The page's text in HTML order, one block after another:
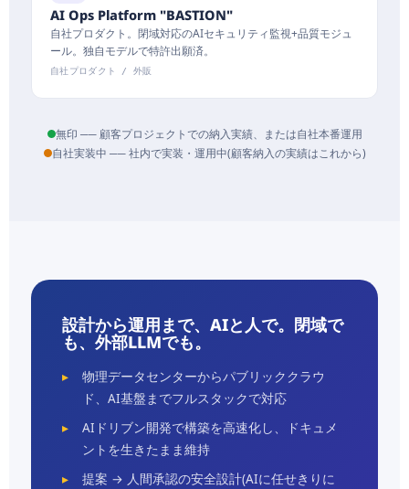
AI Ops Platform "BASTION"
自社プロダクト。閉域対応のAIセキュリティ監視+品質モジュ
ール。独自モデルで特許出願済。
自社プロダクト / 外販
無印 ── 顧客プロジェクトでの納入実績、または自社本番運用
自社実装中 ── 社内で実装・運用中(顧客納入の実績はこれから)
設計から運用まで、AIと人で。閉域で
も、外部LLMでも。
物理データセンターからパブリッククラウ
ド、AI基盤までフルスタックで対応
AIドリブン開発で構築を高速化し、ドキュメ
ントを生きたまま維持
提案 → 人間承認の安全設計(AIに任せきりに